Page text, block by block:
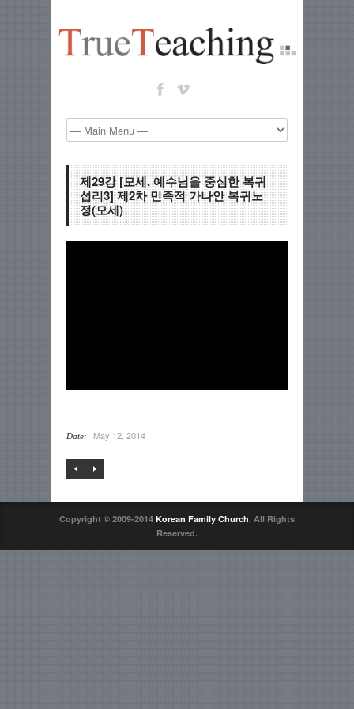
제29강 [모세, 예수님을 중심한 복귀
섭리3] 제2차 민족적 가나안 복귀노
정(모세)
Date: May 12, 2014
Copyright © 2009-2014 Korean Family Church. All Rights
Reserved.